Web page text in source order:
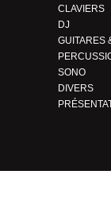
CLAVIERS
DJ
SONO
DIVERS